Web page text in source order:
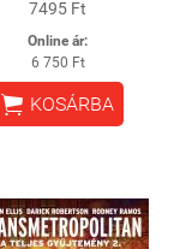
7495 Ft
Online ár:
6 750 Ft
 KOSÁRBA